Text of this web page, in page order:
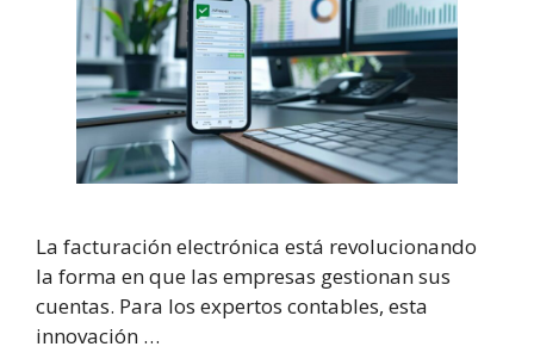
La facturación electrónica está revolucionando
la forma en que las empresas gestionan sus
cuentas. Para los expertos contables, esta
innovación …